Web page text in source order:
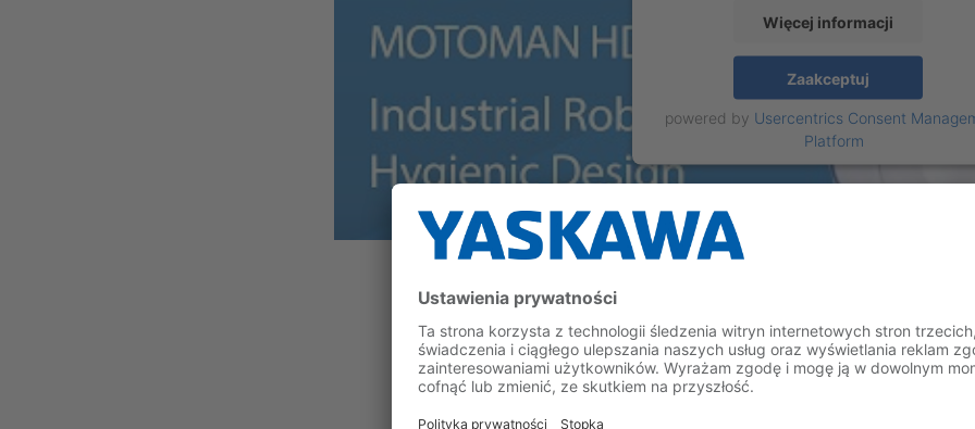
Więcej informacji
Zaakceptuj
powered by Usercentrics Consent
Platform